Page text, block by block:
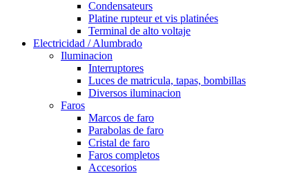
Condensateurs
Platine rupteur et vis platinées
Terminal de alto voltaje
Electricidad / Alumbrado
Iluminacion
Interruptores
Luces de matricula, tapas, bombillas
Diversos iluminacion
Faros
Marcos de faro
Parabolas de faro
Cristal de faro
Faros completos
Accesorios